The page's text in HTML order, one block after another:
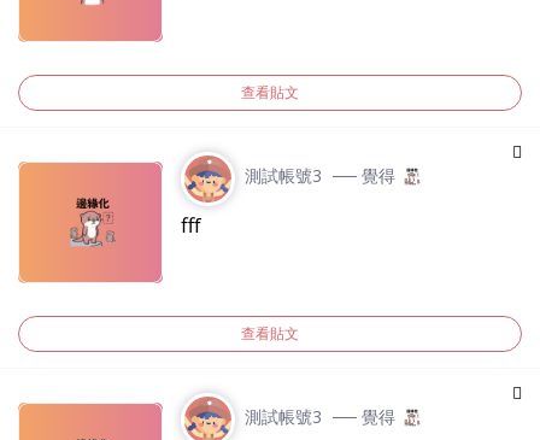
查看貼文
測試帳號3 ── 覺得
fff
查看貼文
測試帳號3 ── 覺得